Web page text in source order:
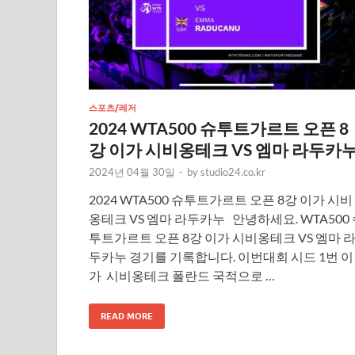
스포츠/레저
2024 WTA500 슈투트가르트 오픈 8
강 이가 시비옹테크 VS 엠마 라두카
2024년 04월 30일 - bystudio24.co.kr
2024 WTA500 슈투트가르트 오픈 8강 이가 시비
옹테크 VS 엠마 라두카누 안녕하세요. WTA500
투트가르트 오픈 8강 이가 시비옹테크 VS 엠마 라
두카누 경기를 기록합니다. 이번대회 시드 1번 이
가 시비옹테크 폴란드 국적으로 …
READ MORE